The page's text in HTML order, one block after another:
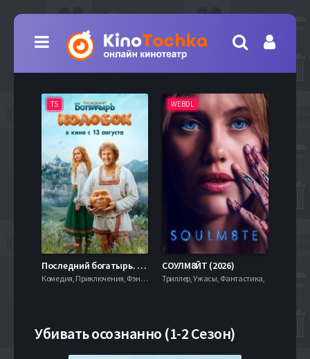
TS
Последний богатырь. Колобок (2026)
Комедия, Приключения, Фэнтези,
WEBDL
СОУЛМ8ЙТ (2026)
Триллер, Ужасы, Фантастика,
Убивать осознанно (1-2 Сезон)